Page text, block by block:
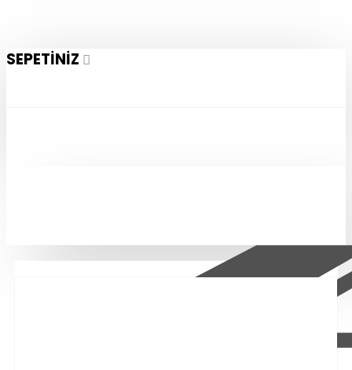
SEPETINIZ